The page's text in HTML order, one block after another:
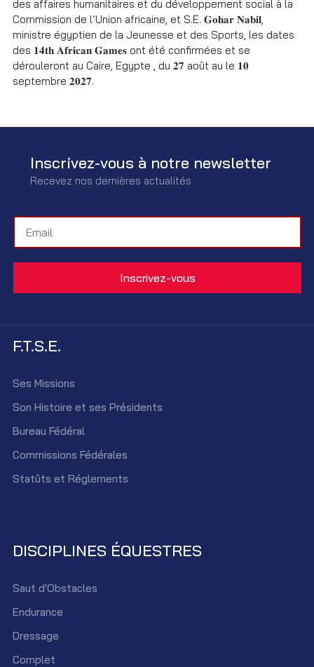
des affaires humanitaires et du développement social à la
Commission de l’Union africaine, et S.E. 𝐆𝐨𝐡𝐚𝐫 𝐍𝐚𝐛𝐢𝐥,
ministre égyptien de la Jeunesse et des Sports, les dates
des 𝟏𝟒𝐭𝐡 𝐀𝐟𝐫𝐢𝐜𝐚𝐧 𝐆𝐚𝐦𝐞𝐬 ont été confirmées et se
dérouleront au Caire, Egypte , du 𝟐𝟕 août au le 𝟏𝟎
septembre 𝟐𝟎𝟐𝟕.
Inscrivez-vous à notre newsletter
Recevez nos dernières actualités
F.T.S.E.
Ses Missions
Son Histoire et ses Présidents
Bureau Fédéral
Commissions Fédérales
Statûts et Réglements
DISCIPLINES ÉQUESTRES
Saut d'Obstacles
Endurance
Dressage
Complet